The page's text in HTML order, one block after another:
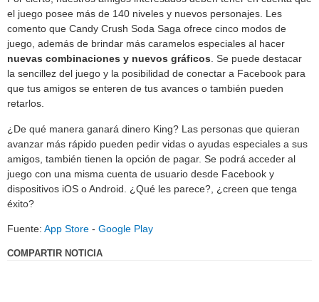
el juego posee más de 140 niveles y nuevos personajes. Les
comento que Candy Crush Soda Saga ofrece cinco modos de
juego, además de brindar más caramelos especiales al hacer
nuevas combinaciones y nuevos gráficos. Se puede destacar
la sencillez del juego y la posibilidad de conectar a Facebook para
que tus amigos se enteren de tus avances o también pueden
retarlos.
¿De qué manera ganará dinero King? Las personas que quieran
avanzar más rápido pueden pedir vidas o ayudas especiales a sus
amigos, también tienen la opción de pagar. Se podrá acceder al
juego con una misma cuenta de usuario desde Facebook y
dispositivos iOS o Android. ¿Qué les parece?, ¿creen que tenga
éxito?
Fuente: App Store - Google Play
COMPARTIR NOTICIA